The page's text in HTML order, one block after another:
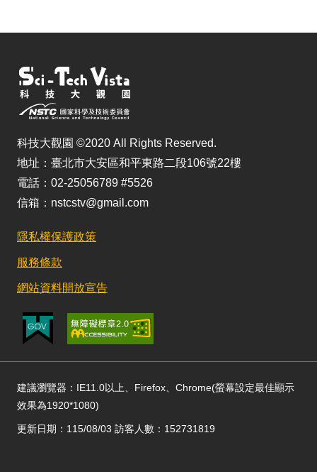
科技大觀園 ©2020 All Rights Reserved.
地址：臺北市大安區和平東路二段106號22樓
電話：02-25056789 #5526
信箱：nstcstv@gmail.com
隱私權保護政策
服務條款
網站資料開放宣告
建議瀏覽器：IE11.0以上、Firefox、Chrome(螢幕設定最佳顯示
效果為1920*1080)
更新日期：115/08/03 訪客人數：152731819